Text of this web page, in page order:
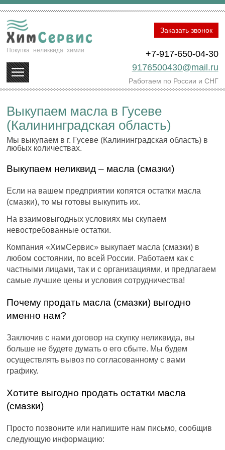
Покупка неликвида химии
+7-917-650-04-30
9176500430@mail.ru
Работаем по России и СНГ
Заказать звонок
Выкупаем масла в Гусеве
(Калининградская область)
Мы выкупаем в г. Гусеве (Калининградская область) в
любых количествах.
Выкупаем неликвид – масла (смазки)
Если на вашем предприятии копятся остатки масла
(смазки), то мы готовы выкупить их.
На взаимовыгодных условиях мы скупаем
невостребованные остатки.
Компания «ХимСервис» выкупает масла (смазки) в
любом состоянии, по всей России. Работаем как с
частными лицами, так и с организациями, и предлагаем
самые лучшие цены и условия сотрудничества!
Почему продать масла (смазки) выгодно
именно нам?
Заключив с нами договор на скупку неликвида, вы
больше не будете думать о его сбыте. Мы будем
осуществлять вывоз по согласованному с вами
графику.
Хотите выгодно продать остатки масла
(смазки)
Просто позвоните или напишите нам письмо, сообщив
следующую информацию: